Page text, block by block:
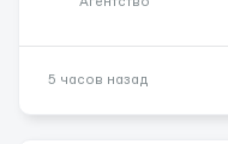
5 часов назад